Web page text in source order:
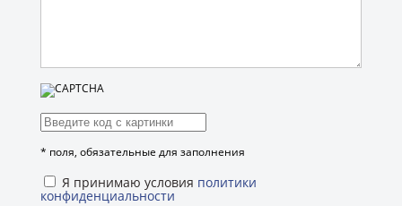
* поля, обязательные для заполнения
Я принимаю условия политики
конфиденциальности